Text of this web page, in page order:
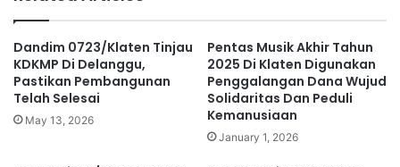
Dandim 0723/Klaten Tinjau
KDKMP Di Delanggu,
Pastikan Pembangunan
Telah Selesai
May 13, 2026
Pentas Musik Akhir Tahun
2025 Di Klaten Digunakan
Penggalangan Dana Wujud
Solidaritas Dan Peduli
Kemanusiaan
January 1, 2026